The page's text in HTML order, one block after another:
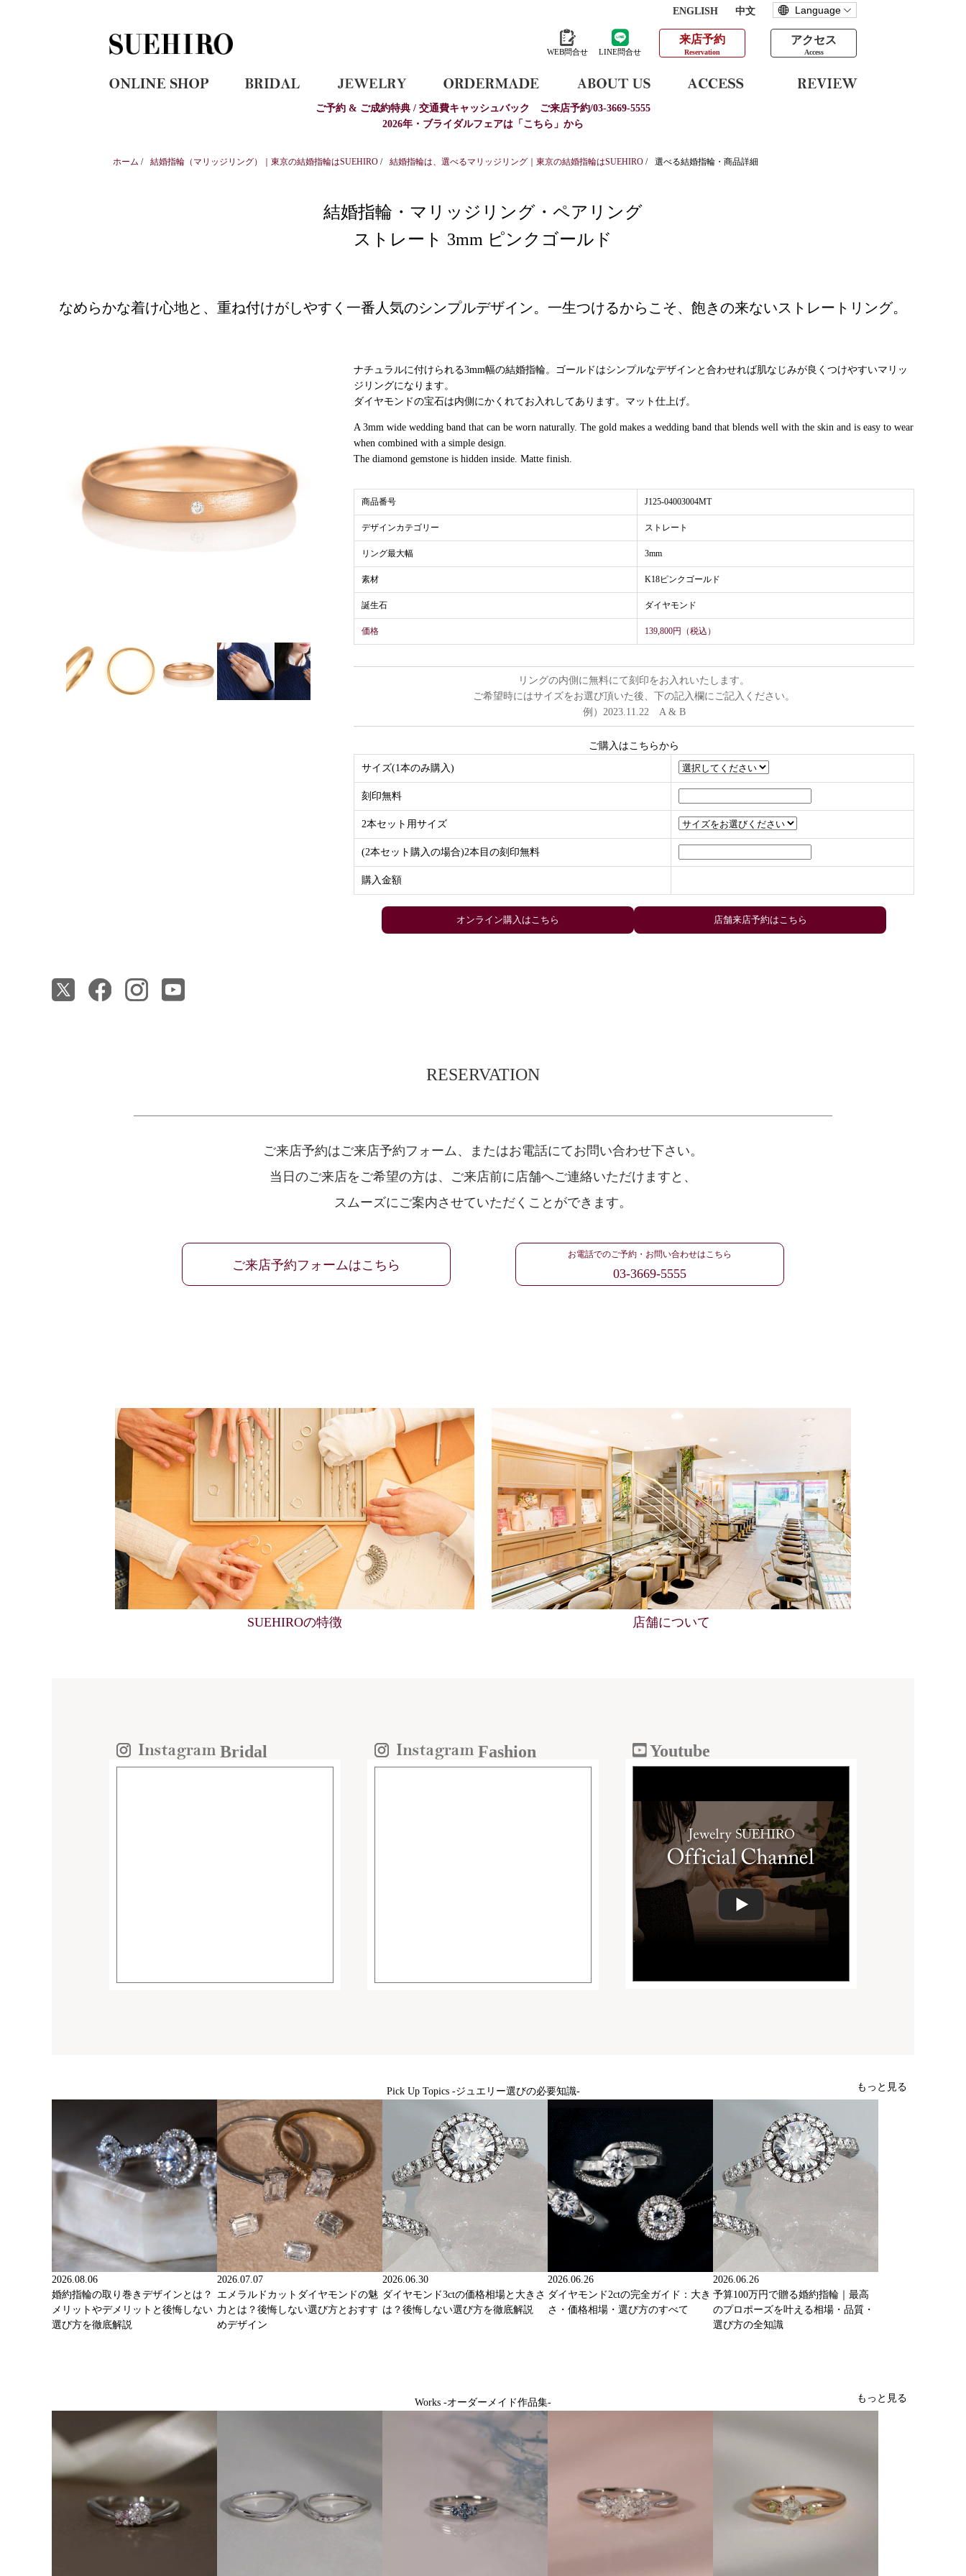
ENGLISH 中文
WEB問合せ LINE問合せ
来店予約
Reservation
アクセス
Access
ご予約 & ご成約特典 / 交通費キャッシュバック
ご来店予約/03-3669-5555
2026年・ブライダルフェアは「こちら」から
ホーム / 結婚指輪（マリッジリング）｜東京の結婚指輪はSUEHIRO / 結婚指輪は、選べるマリッジリング｜東京の結婚指輪はSUEHIRO / 選べる結婚指輪・商品詳細
結婚指輪・マリッジリング・ペアリング
ストレート 3mm ピンクゴールド
なめらかな着け心地と、重ね付けがしやすく一番人気のシンプルデザイン。一生つけるからこそ、飽きの来ないストレートリング。
ナチュラルに付けられる3mm幅の結婚指輪。ゴールドはシンプルなデザインと合わせれば肌なじみが良くつけやすいマリッ
ジリングになります。
ダイヤモンドの宝石は内側にかくれてお入れしてあります。マット仕上げ。
A 3mm wide wedding band that can be worn naturally. The gold makes a wedding band that blends well with the skin and is easy to wear
when combined with a simple design.
The diamond gemstone is hidden inside. Matte finish.
商品番号 J125-04003004MT
デザインカテゴリー ストレート
リング最大幅 3mm
素材 K18ピンクゴールド
誕生石 ダイヤモンド
価格 139,800円（税込）
リングの内側に無料にて刻印をお入れいたします。
ご希望時にはサイズをお選び頂いた後、下の記入欄にご記入ください。
例）2023.11.22 A & B
ご購入はこちらから
サイズ(1本のみ購入)
刻印無料
2本セット用サイズ
(2本セット購入の場合)2本目の刻印無料
購入金額
店舗来店予約はこちら
RESERVATION
ご来店予約はご来店予約フォーム、
またはお電話にてお問い合わせ下さい。
当日のご来店をご希望の方は、 ご来店前に店舗へご連絡いただけますと、
スムーズにご案内させていただくことができます。
ご来店予約フォームはこちら
お電話でのご予約・お問い合わせはこちら
03-3669-5555
SUEHIROの特徴 店舗について
Bridal Fashion Youtube
Pick Up Topics -ジュエリー選びの必要知識- もっと見る
2026.08.06
婚約指輪の取り巻きデザインとは？
メリットやデメリットと後悔しない
選び方を徹底解説
2026.07.07
エメラルドカットダイヤモンドの魅
力とは？後悔しない選び方とおすす
めデザイン
2026.06.30
ダイヤモンド3ctの価格相場と大きさ
は？後悔しない選び方を徹底解説
2026.06.26
ダイヤモンド2ctの完全ガイド：大き
さ・価格相場・選び方のすべて
2026.06.26
予算100万円で贈る婚約指輪｜最高
のプロポーズを叶える相場・品質・
選び方の全知識
Works -オーダーメイド作品集- もっと見る